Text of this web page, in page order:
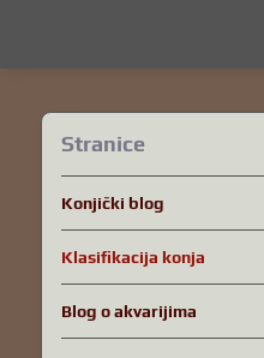
Stranice
Konjički blog
Klasifikacija konja
Blog o akvarijima